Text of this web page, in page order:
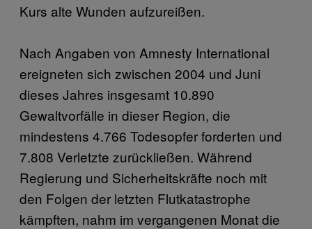
Kurs alte Wunden aufzureißen.
Nach Angaben von Amnesty International
ereigneten sich zwischen 2004 und Juni
dieses Jahres insgesamt 10.890
Gewaltvorfälle in dieser Region, die
mindestens 4.766 Todesopfer forderten und
7.808 Verletzte zurückließen. Während
Regierung und Sicherheitskräfte noch mit
den Folgen der letzten Flutkatastrophe
kämpften, nahm im vergangenen Monat die